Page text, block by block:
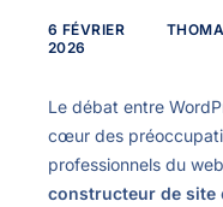
6 FÉVRIER
2026
Le débat entre
cœur des
professionnels du
constructeur de site